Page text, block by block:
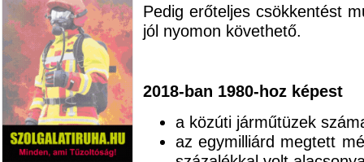
Pedig erőteljes csökkentést
jól nyomon követhető.
2018-ban 1980-hoz képest
a közúti járműtüzek
az egymilliárd megtett